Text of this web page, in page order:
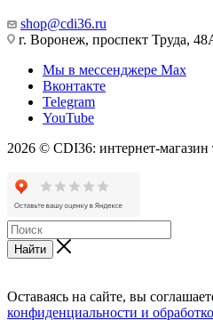
shop@cdi36.ru
г. Воронеж, проспект Труда,
Мы в мессенджере Max
Вконтакте
Telegram
YouTube
2026 © CDI36: интернет-
Найти
Оставаясь на сайте, вы
конфиденциальности и